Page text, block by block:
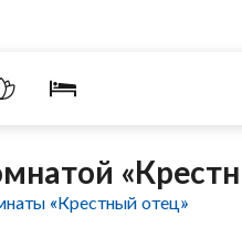
«Крестный отец»